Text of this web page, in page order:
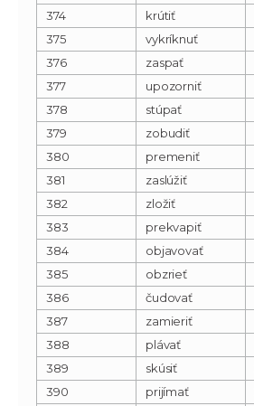
374
krútiť
375
vykríknuť
376
zaspať
377
upozorniť
378
stúpať
379
zobudiť
380
premeniť
381
zaslúžiť
382
zložiť
383
prekvapiť
384
objavovať
385
obzrieť
386
čudovať
387
zamieriť
388
plávať
389
skúsiť
390
prijímať